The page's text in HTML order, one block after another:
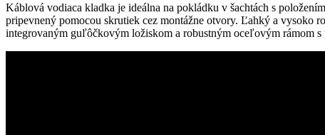
Káblová vodiaca kladka je ideálna na pokládku v šachtách s
pripevnený pomocou skrutiek cez montážne otvory. Ľahký a vysoko
integrovaným guľôčkovým ložiskom a robustným oceľovým rámom